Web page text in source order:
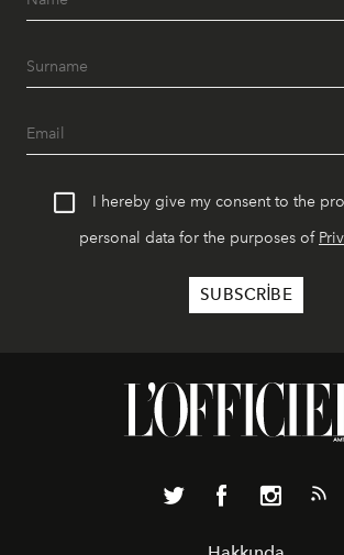
I hereby give my consent to the
personal data for the purposes of